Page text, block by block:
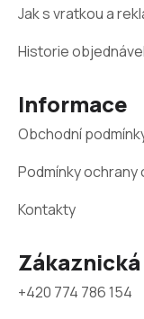
Jak s vratkou a
Historie
Informace
Obchodní
Podmínky
Kontakty
+420 774 786 154